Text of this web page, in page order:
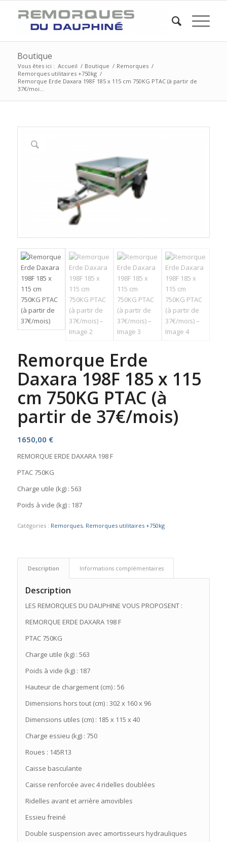
Boutique
Vous êtes ici : Accueil / Boutique / Remorques /
Remorques utilitaires +750kg /
Remorque Erde Daxara 198F 185 x 115 cm 750KG PTAC (à partir de
37€/moi...
Remorque Erde
Daxara 198F 185 x 115
cm 750KG PTAC (à
partir de 37€/mois)
1650,00 €
REMORQUE ERDE DAXARA 198 F
PTAC 750KG
Charge utile (kg) : 563
Poids à vide (kg) : 187
Catégories : Remorques, Remorques utilitaires +750kg
Description Informations complémentaires
Description
LES REMORQUES DU DAUPHINE VOUS PROPOSENT :
REMORQUE ERDE DAXARA 198 F
PTAC 750KG
Charge utile (kg) : 563
Poids à vide (kg) : 187
Hauteur de chargement (cm) : 56
Dimensions hors tout (cm) : 302 x 160 x 96
Dimensions utiles (cm) : 185 x 115 x 40
Charge essieu (kg) : 750
Roues : 145R13
Caisse basculante
Caisse renforcée avec 4 ridelles doublées
Ridelles avant et arrière amovibles
Essieu freiné
Double suspension avec amortisseurs hydrauliques